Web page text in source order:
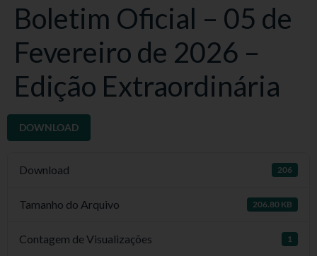
Boletim Oficial – 05 de
Fevereiro de 2026 –
Edição Extraordinária
DOWNLOAD
Download 206
Tamanho do Arquivo 206.80 KB
Contagem de Visualizações 1